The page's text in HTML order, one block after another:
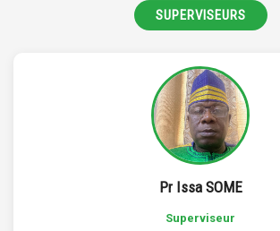
SUPERVISEURS
Pr Issa SOME
Superviseur